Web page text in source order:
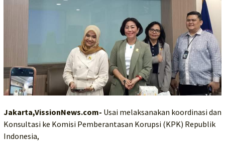
Jakarta,VissionNews.com- Usai melaksanakan koordinasi dan
Konsultasi ke Komisi Pemberantasan Korupsi (KPK) Republik
Indonesia,